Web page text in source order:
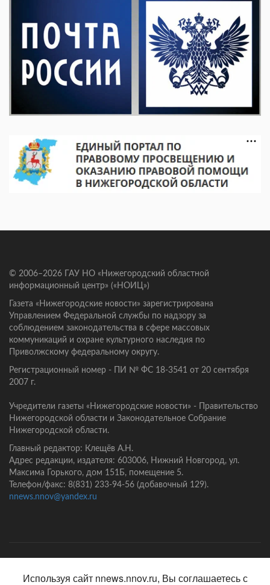
© 2006–2026 ГАУ НО «Нижегородский областной
информационный центр» («НОИЦ»)
Газета «Нижегородские новости» зарегистрирована
Управлением Федеральной службы по надзору за
соблюдением законодательства в сфере массовых
коммуникаций и охране культурного наследия по
Приволжскому федеральному округу.
Регистрационный номер - ПИ № ФС 18-3541 от 20 сентября
2007 г.
Учредители газеты «Нижегородские новости» - Правительство
Нижегородской области и Законодательное Собрание
Нижегородской области.
Главный редактор: Клещёв А.Н.
Адрес редакции, издателя: 603006, Нижний Новгород, ул.
Максима Горького, дом 151Б, помещение 5.
Телефон/факс: 8(831) 233-94-56 (добавочный 129).
nnews.nnov@yandex.ru
Используя сайт nnews.nnov.ru, Вы соглашаетесь с